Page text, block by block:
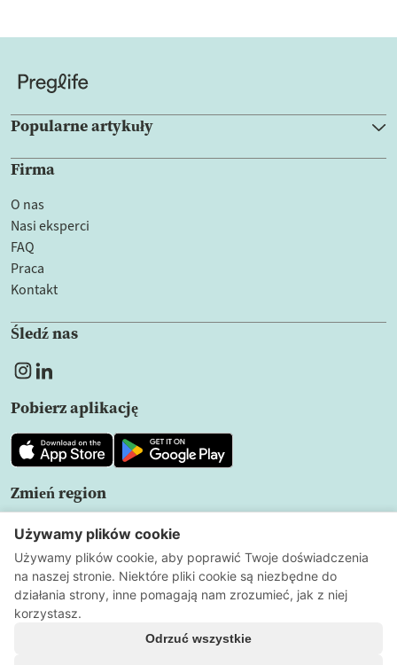
Popularne artykuły
Firma
O nas
Nasi eksperci
FAQ
Praca
Kontakt
Śledź nas
Pobierz aplikację
Zmień region
PL
Polityka prywatności